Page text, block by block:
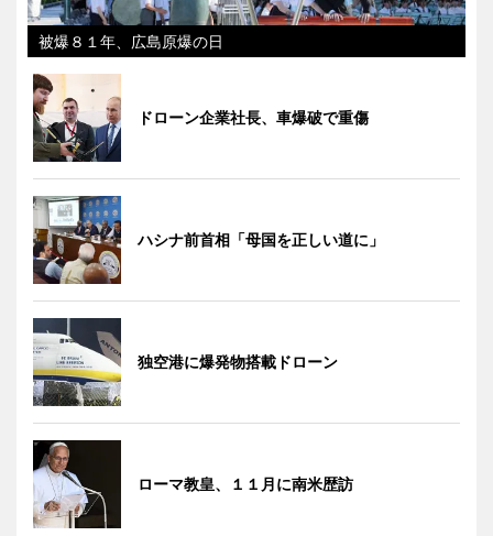
被爆８１年、広島原爆の日
ドローン企業社長、車爆破で重傷
ハシナ前首相「母国を正しい道に」
独空港に爆発物搭載ドローン
ローマ教皇、１１月に南米歴訪